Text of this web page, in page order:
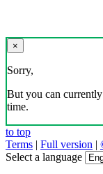
×
Sorry,
But you can currently
time.
to top
Terms | Full version |
Select a language